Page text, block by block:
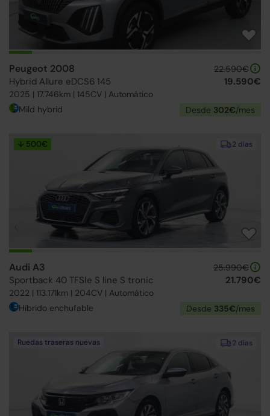
Peugeot 2008
Hybrid Allure eDCS6 145
2025 | 17.746km | 145CV | Automático
22.590€
19.590€
Mild hybrid Desde 302€/mes
2 días
↓ 500€
Audi A3
Sportback 40 TFSIe S line S tronic
2022 | 113.171km | 204CV | Automático
25.990€
21.790€
Híbrido enchufable Desde 335€/mes
2 días
Ruedas traseras nuevas